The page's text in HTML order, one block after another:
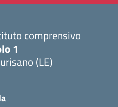
comprensivo
1
(LE)